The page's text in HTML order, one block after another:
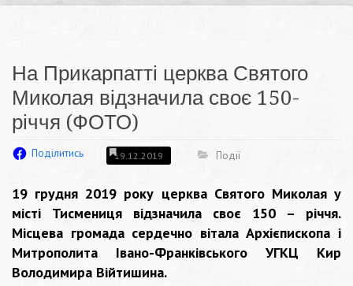
На Прикарпатті церква Святого
Миколая відзначила своє 150-
річчя (ФОТО)
Поділитись 19.12.2019 Події
19 грудня 2019 року церква Святого Миколая у
місті Тисмениця відзначила своє 150 – річчя.
Місцева громада сердечно вітала Архієпископа і
Митрополита Івано-Франківського УГКЦ Кир
Володимира Війтишина.